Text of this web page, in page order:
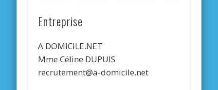
Entreprise
A DOMICILE.NET
Mme Céline DUPUIS
recrutement@a-domicile.net